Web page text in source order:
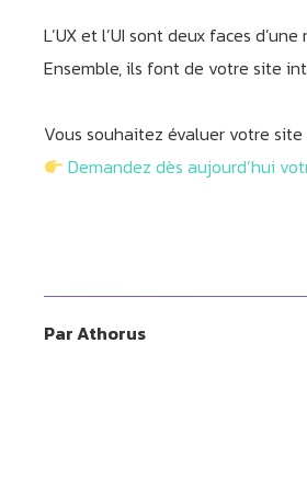
L’UX et l’UI sont deux faces
Ensemble, ils font de votre site
Vous souhaitez évaluer votre
Demandez dès aujourd’hui
ParAthorus